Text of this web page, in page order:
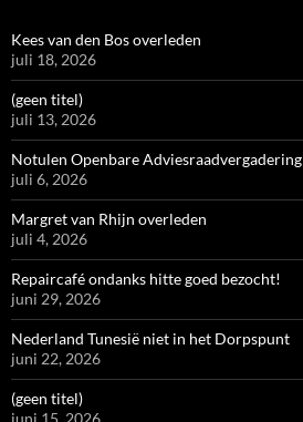
Kees van den Bos overleden
juli 18, 2026
(geen titel)
juli 13, 2026
Notulen Openbare Adviesraadvergadering
juli 6, 2026
Margret van Rhijn overleden
juli 4, 2026
Repaircafé ondanks hitte goed bezocht!
juni 29, 2026
Nederland Tunesië niet in het Dorpspunt
juni 22, 2026
(geen titel)
juni 15, 2026